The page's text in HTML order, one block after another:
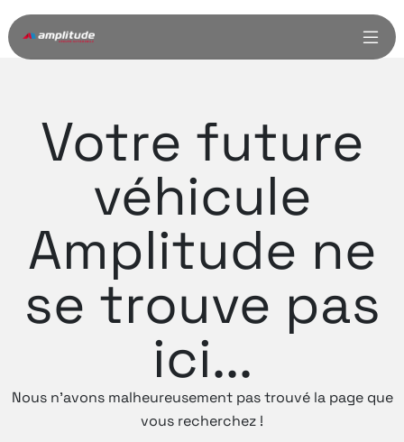
Votre future
véhicule
Amplitude ne
se trouve pas
ici...
Nous n'avons malheureusement pas trouvé la page que
vous recherchez !